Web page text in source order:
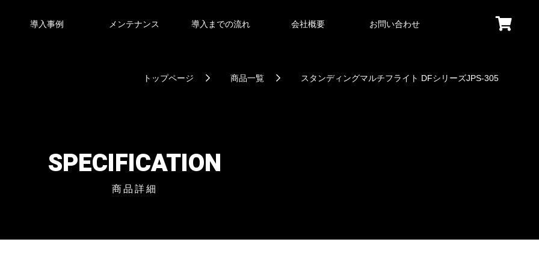
導入事例 メンテナンス 導入までの流れ 会社概要 お問い合わせ
トップページ 商品一覧 スタンディングマルチフライト DFシリーズJPS-305
SPECIFICATION
商品詳細